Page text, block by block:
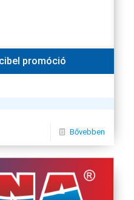
promóció
Bővebben